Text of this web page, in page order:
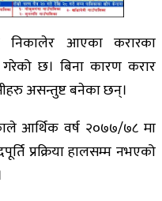
निकालेर आएका करारका
छ। बिना कारण करार
असन्तुष्ट बनेका छन्।
आर्थिक वर्ष २०७७/७८ मा
प्रक्रिया हालसम्म नभएको